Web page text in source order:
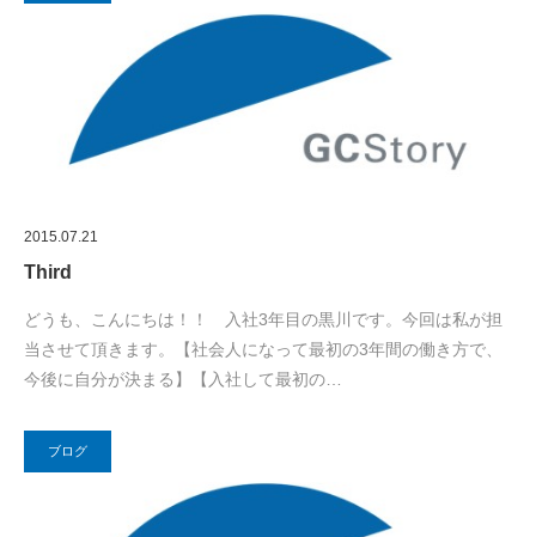
2015.07.21
Third
どうも、こんにちは！！ 入社3年目の黒川です。今回は私が担
当させて頂きます。【社会人になって最初の3年間の働き方で、
今後に自分が決まる】【入社して最初の…
ブログ